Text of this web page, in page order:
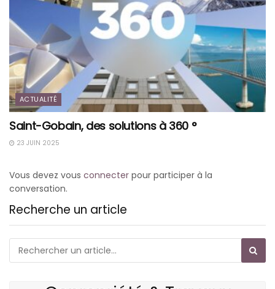
ACTUALITÉ
Saint-Gobain, des solutions à 360 °
23 JUIN 2025
Vous devez vous connecter pour participer à la
conversation.
Recherche un article